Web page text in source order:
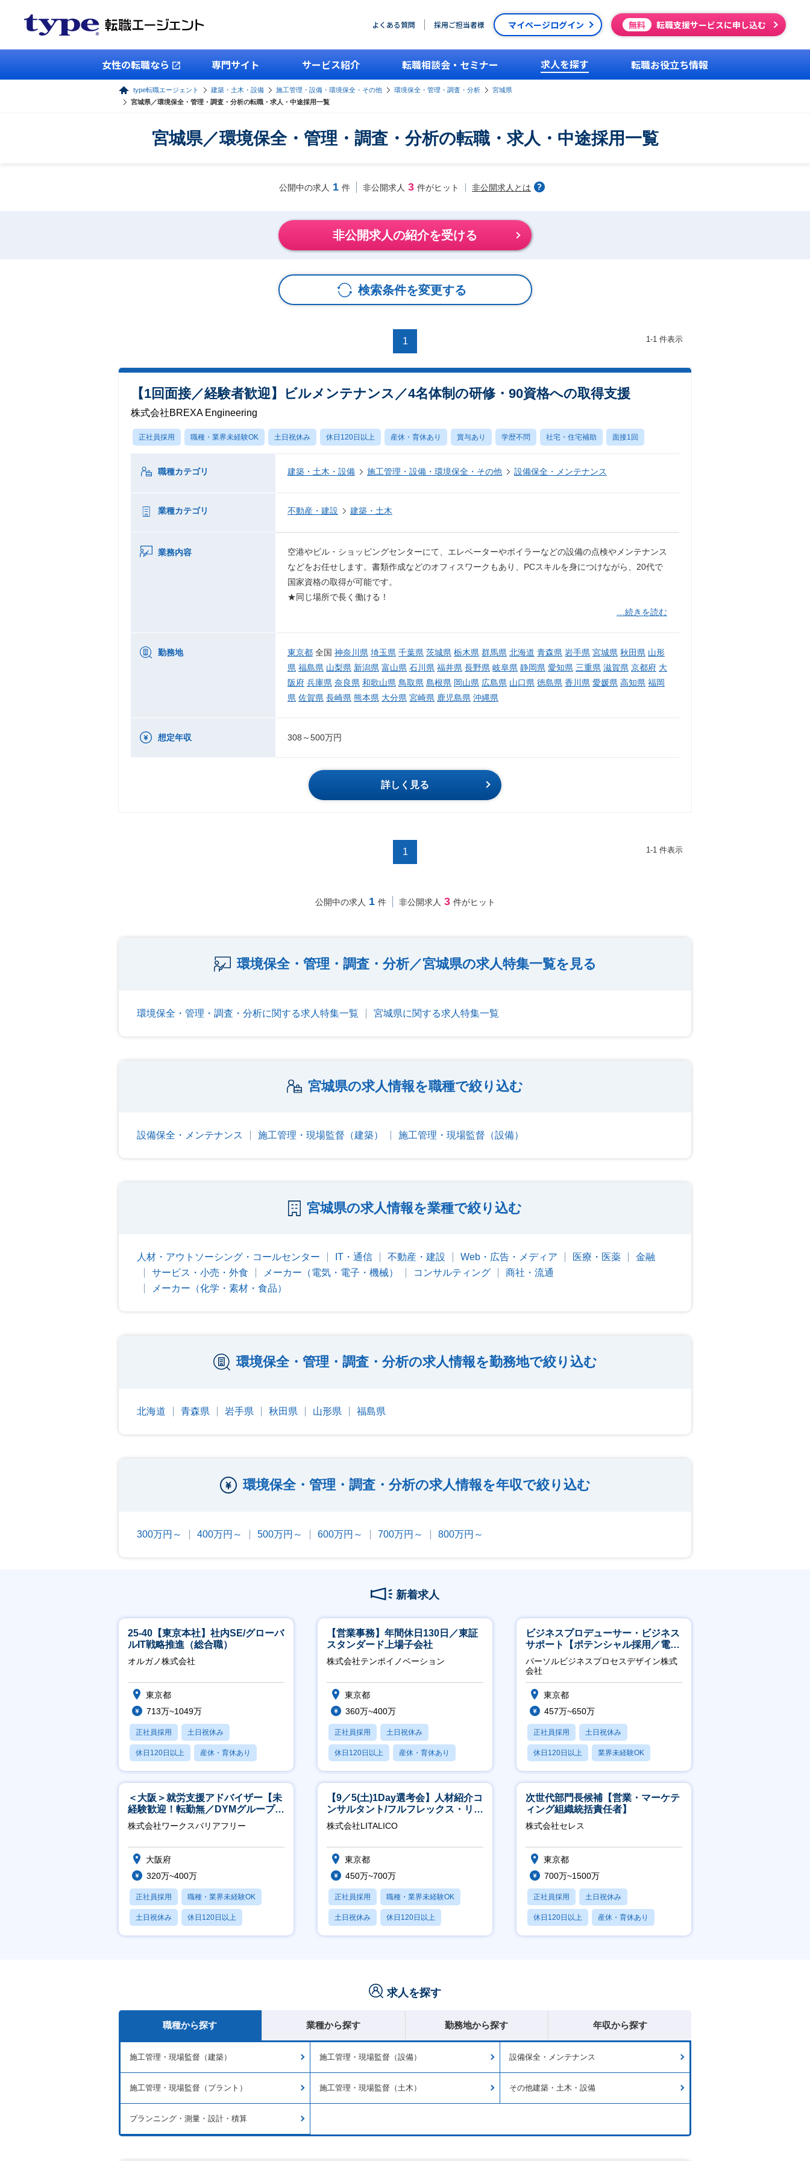
よくある質問 採用ご担当者様 マイページログイン 無料 転職支援サービスに申し込む
女性の転職なら 専門サイト サービス紹介 転職相談会・セミナー 求人を探す 転職お役立ち情報
type転職エージェント 建築・土木・設備 施工管理・設備・環境保全・その他 環境保全・管理・調査・分析
宮城県
宮城県／環境保全・管理・調査・分析の転職・求人・中途採用一覧
宮城県／環境保全・管理・調査・分析の転職・求人・中途採用一覧
公開中の求人 1 件 非公開求人 3 件がヒット 非公開求人とは
非公開求人の紹介を受ける
検索条件を変更する
1 1-1 件表示
【1回面接／経験者歓迎】ビルメンテナンス／4名体制の研修・90資格への取得支援
株式会社BREXA Engineering
正社員採用 職種・業界未経験OK 土日祝休み 休日120日以上 産休・育休あり 賞与あり 学歴不問 社宅・住宅補助 面接1回
職種カテゴリ 建築・土木・設備 施工管理・設備・環境保全・その他 設備保全・メンテナンス
業種カテゴリ 不動産・建設 建築・土木
業務内容
空港やビル・ショッピングセンターにて、エレベーターやボイラーなどの設備の点検やメンテナンス
などをお任せします。書類作成などのオフィスワークもあり、PCスキルを身につけながら、20代で
国家資格の取得が可能です。
★同じ場所で長く働ける！
…続きを読む
勤務地 東京都 全国 神奈川県 埼玉県 千葉県 茨城県 栃木県 群馬県 北海道 青森県 岩手県 宮城県 秋田県 山形
県 福島県 山梨県 新潟県 富山県 石川県 福井県 長野県 岐阜県 静岡県 愛知県 三重県 滋賀県 京都府 大
阪府 兵庫県 奈良県 和歌山県 鳥取県 島根県 岡山県 広島県 山口県 徳島県 香川県 愛媛県 高知県 福岡
県 佐賀県 長崎県 熊本県 大分県 宮崎県 鹿児島県 沖縄県
想定年収 308～500万円
詳しく見る
1 1-1 件表示
公開中の求人 1 件 非公開求人 3 件がヒット
環境保全・管理・調査・分析／宮城県の求人特集一覧を見る
環境保全・管理・調査・分析に関する求人特集一覧 宮城県に関する求人特集一覧
宮城県の求人情報を職種で絞り込む
設備保全・メンテナンス 施工管理・現場監督（建築） 施工管理・現場監督（設備）
宮城県の求人情報を業種で絞り込む
人材・アウトソーシング・コールセンター IT・通信 不動産・建設 Web・広告・メディア 医療・医薬
金融
サービス・小売・外食
メーカー（電気・電子・機械） コンサルティング
商社・流通
メーカー（化学・素材・食品）
環境保全・管理・調査・分析の求人情報を勤務地で絞り込む
北海道 青森県 岩手県 秋田県 山形県 福島県
環境保全・管理・調査・分析の求人情報を年収で絞り込む
300万円～ 400万円～ 500万円～ 600万円～ 700万円～ 800万円～
新着求人
25-40【東京本社】社内SE/グローバ
ルIT戦略推進（総合職）
オルガノ株式会社
東京都
713万~1049万
正社員採用 土日祝休み
休日120日以上 産休・育休あり
月残業20時間以内
【営業事務】年間休日130日／東証
スタンダード上場子会社
株式会社テンポイノベーション
東京都
360万~400万
正社員採用 土日祝休み
休日120日以上 産休・育休あり
賞与あり
ビジネスプロデューサー・ビジネス
サポート【ポテンシャル採用／電
力・ガス等の民間向けプロジェクト
推進】
パーソルビジネスプロセスデザイン株式
会社
東京都
457万~650万
正社員採用 土日祝休み
休日120日以上 業界未経験OK
産休・育休あり
＜大阪＞就労支援アドバイザー【未
経験歓迎！転勤無／DYMグループ／
ホスピタリティ高い方歓迎／土日
祝】
株式会社ワークスバリアフリー
大阪府
320万~400万
正社員採用 職種・業界未経験OK
土日祝休み 休日120日以上
産休・育休あり
【9／5(土)1Day選考会】人材紹介コ
ンサルタント/フルフレックス・リモ
ート/育休最長6年取得可
株式会社LITALICO
東京都
450万~700万
正社員採用 職種・業界未経験OK
土日祝休み 休日120日以上
産休・育休あり
次世代部門長候補【営業・マーケテ
ィング組織統括責任者】
株式会社セレス
東京都
700万~1500万
正社員採用 土日祝休み
休日120日以上 産休・育休あり
賞与あり
求人を探す
職種から探す 業種から探す 勤務地から探す 年収から探す
施工管理・現場監督（建築） 施工管理・現場監督（設備） 設備保全・メンテナンス
施工管理・現場監督（プラント） 施工管理・現場監督（土木） その他建築・土木・設備
プランニング・測量・設計・積算